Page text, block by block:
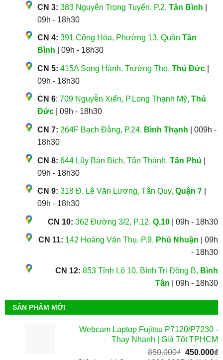
CN 3: 383 Nguyễn Trọng Tuyển, P.2, Tân Bình
09h - 18h30
CN 4: 391 Cộng Hòa, Phường 13, Quận Tân
Bình | 09h - 18h30
CN 5: 415A Song Hành, Trường Thọ, Thủ Đức|
09h - 18h30
CN 6: 709 Nguyễn Xiển, P.Long Thạnh Mỹ, Thủ
Đức| 09h - 18h30
CN 7: 264F Bạch Đằng, P.24, Bình Thạnh | 009h -
18h30
CN 8: 644 Lũy Bán Bích, Tân Thành, Tân Phú
09h - 18h30
CN 9: 318 Đ. Lê Văn Lương, Tân Quy, Quận 7|
09h - 18h30
CN 10: 362 Đường 3/2, P.12,Q.10 | 09h - 18h30
CN 11: 142 Hoàng Văn Thụ, P.9, Phú Nhuận | 09h
- 18h30
CN 12: 853 Tỉnh Lộ 10, Bình Trị Đông B, Bình
Tân | 09h - 18h30
SẢN PHẨM MỚI
Webcam Laptop Fujitsu P7120/P7230 -
Thay Nhanh | Giá Tốt TPHCM
850.000₫ Giá
450.000₫